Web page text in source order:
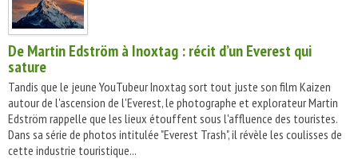
De Martin Edström à Inoxtag : récit d’un Everest qui
sature
Tandis que le jeune YouTubeur Inoxtag sort tout juste son film Kaizen
autour de l'ascension de l'Everest, le photographe et explorateur Martin
Edström rappelle que les lieux étouffent sous l'affluence des touristes.
Dans sa série de photos intitulée "Everest Trash", il révèle les coulisses de
cette industrie touristique...